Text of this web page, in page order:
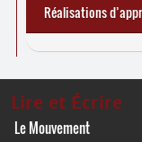
Réalisations
Lire et Écrire
Le Mouvement